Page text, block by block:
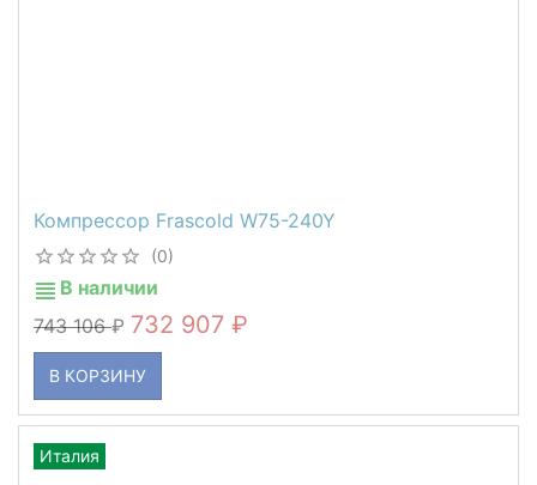
Компрессор Frascold W75-240Y
(0)
В наличии
743 106
732 907
В КОРЗИНУ
Италия